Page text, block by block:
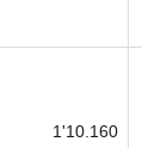
1'10.160